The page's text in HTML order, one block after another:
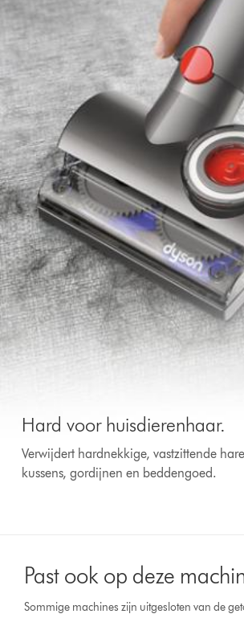
Hard voor huisdierenhaar.
Verwijdert hardnekkige, vastzittende
kussens, gordijnen en beddengoed.
Past ook op deze
Sommige machines zijn uitgesloten van de